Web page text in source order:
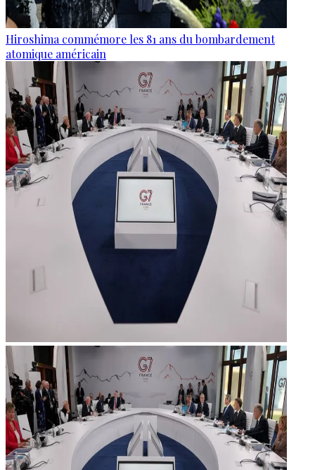
Hiroshima commémore les 81 ans du bombardement
atomique américain